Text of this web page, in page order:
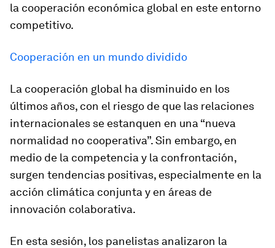
la cooperación económica global en este entorno
competitivo.
Cooperación en un mundo dividido
La cooperación global ha disminuido en los
últimos años, con el riesgo de que las relaciones
internacionales se estanquen en una “nueva
normalidad no cooperativa”. Sin embargo, en
medio de la competencia y la confrontación,
surgen tendencias positivas, especialmente en la
acción climática conjunta y en áreas de
innovación colaborativa.
En esta sesión, los panelistas analizaron la